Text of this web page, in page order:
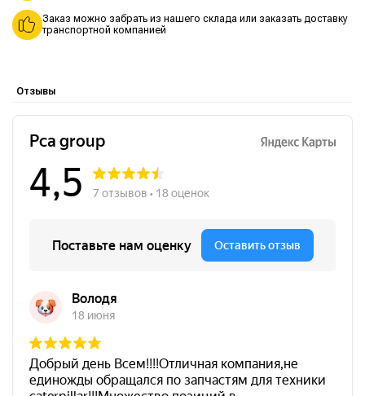
Заказ можно забрать из нашего склада или заказать доставку
транспортной компанией
Отзывы